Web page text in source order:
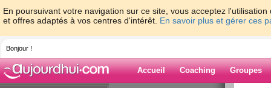
En poursuivant votre navigation sur ce site, vous acceptez
et offres adaptés à vos centres d'intérêt. En savoir plus et gérer ces
Bonjour !
Accueil Coaching Groupes